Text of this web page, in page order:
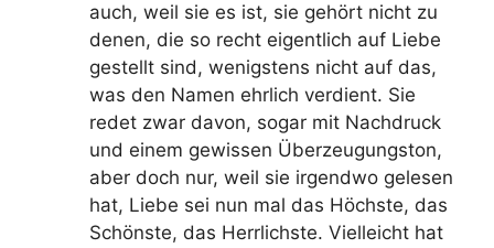
auch, weil sie es ist, sie gehört nicht zu
denen, die so recht eigentlich auf Liebe
gestellt sind, wenigstens nicht auf das,
was den Namen ehrlich verdient. Sie
redet zwar davon, sogar mit Nachdruck
und einem gewissen Überzeugungston,
aber doch nur, weil sie irgendwo gelesen
hat, Liebe sei nun mal das Höchste, das
Schönste, das Herrlichste. Vielleicht hat